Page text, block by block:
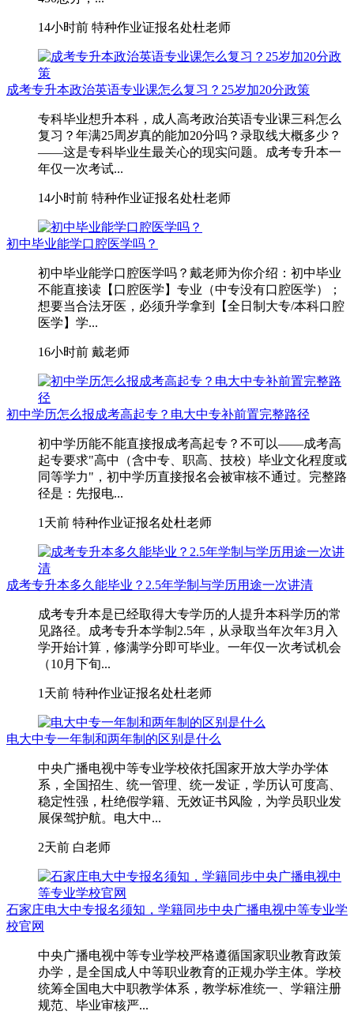
14小时前 特种作业证报名处杜老师
成考专升本政治英语专业课怎么复习？25岁加20分政策
专科毕业想升本科，成人高考政治英语专业课三科怎么
复习？年满25周岁真的能加20分吗？录取线大概多少？
——这是专科毕业生最关心的现实问题。成考专升本一
年仅一次考试...
14小时前 特种作业证报名处杜老师
初中毕业能学口腔医学吗？
初中毕业能学口腔医学吗？戴老师为你介绍：初中毕业
不能直接读【口腔医学】专业（中专没有口腔医学）；
想要当合法牙医，必须升学拿到【全日制大专/本科口腔
医学】学...
16小时前 戴老师
初中学历怎么报成考高起专？电大中专补前置完整路径
初中学历能不能直接报成考高起专？不可以——成考高
起专要求"高中（含中专、职高、技校）毕业文化程度或
同等学力"，初中学历直接报名会被审核不通过。完整路
径是：先报电...
1天前 特种作业证报名处杜老师
成考专升本多久能毕业？2.5年学制与学历用途一次讲清
成考专升本是已经取得大专学历的人提升本科学历的常
见路径。成考专升本学制2.5年，从录取当年次年3月入
学开始计算，修满学分即可毕业。一年仅一次考试机会
（10月下旬...
1天前 特种作业证报名处杜老师
电大中专一年制和两年制的区别是什么
中央广播电视中等专业学校依托国家开放大学办学体
系，全国招生、统一管理、统一发证，学历认可度高、
稳定性强，杜绝假学籍、无效证书风险，为学员职业发
展保驾护航。电大中...
2天前 白老师
石家庄电大中专报名须知，学籍同步中央广播电视中等专业学
校官网
中央广播电视中等专业学校严格遵循国家职业教育政策
办学，是全国成人中等职业教育的正规办学主体。学校
统筹全国电大中职教学体系，教学标准统一、学籍注册
规范、毕业审核严...